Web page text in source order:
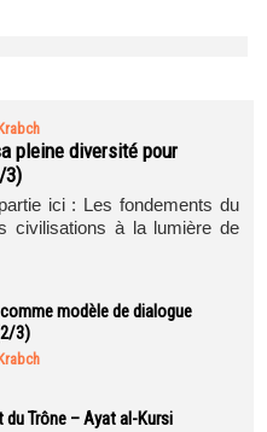
pleine diversité pour
3)
ici : Les fondements du
civilisations à la lumière de
modèle de dialogue
3)
du Trône – Ayat al-Kursi